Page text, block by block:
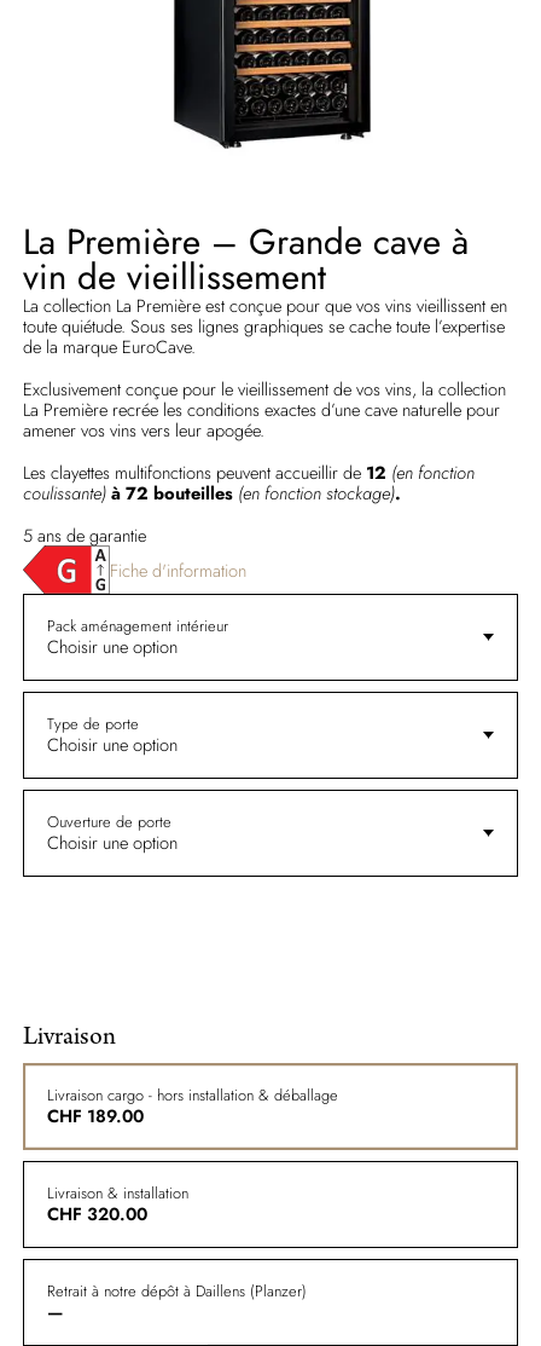
La Première – Grande cave à
vin de vieillissement
La collection La Première est conçue pour que vos vins vieillissent en
toute quiétude. Sous ses lignes graphiques se cache toute l’expertise
de la marque EuroCave.
Exclusivement conçue pour le vieillissement de vos vins, la collection
La Première recrée les conditions exactes d’une cave naturelle pour
amener vos vins vers leur apogée.
Les clayettes multifonctions peuvent accueillir de 12 (en fonction
coulissante)à 72 bouteilles (en fonction stockage).
5 ans de garantie
Fiche d'information
Pack aménagement intérieur
Choisir une option
Type de porte
Choisir une option
Ouverture de porte
Choisir une option
Livraison
Livraison cargo - hors installation & déballage
CHF 189.00
Livraison & installation
CHF 320.00
Retrait à notre dépôt à Daillens (Planzer)
—